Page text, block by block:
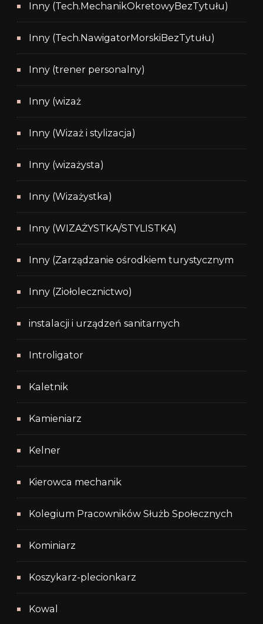
Inny (Tech.MechanikOkretowyBezTytułu)
Inny (Tech.NawigatorMorskiBezTytułu)
Inny (trener personalny)
Inny (wizaż
Inny (Wizaż i stylizacja)
Inny (wizażysta)
Inny (Wizażystka)
Inny (WIZAŻYSTKA/STYLISTKA)
Inny (Zarządzanie ośrodkiem turystycznym
Inny (Ziołolecznictwo)
instalacji i urządzeń sanitarnych
Introligator
Kaletnik
Kamieniarz
Kelner
Kierowca mechanik
Kolegium Pracowników Służb Społecznych
Kominiarz
Koszykarz-plecionkarz
Kowal